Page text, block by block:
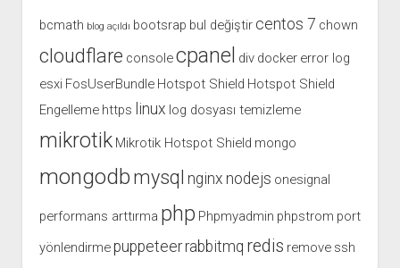
bcmath blog açıldı bootsrap bul değiştir centos 7 chown
cloudflare consolecpanel div docker error log
esxi FosUserBundle Hotspot Shield Hotspot Shield
Engelleme https linux log dosyası temizleme
mikrotik Mikrotik Hotspot Shield mongo
mongodb mysql nginx nodejs onesignal
performans arttırma php Phpmyadmin phpstrom port
yönlendirmepuppeteer rabbitmq redis remove ssh